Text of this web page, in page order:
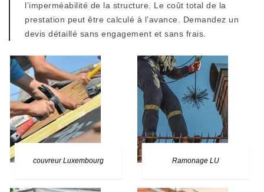
l’imperméabilité de la structure. Le coût total de la
prestation peut être calculé à l’avance. Demandez un
devis détaillé sans engagement et sans frais.
couvreur Luxembourg Ramonage LU